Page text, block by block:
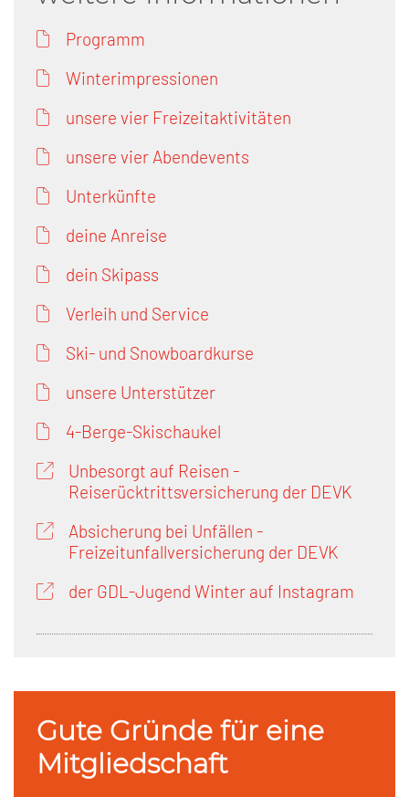
Programm
Winterimpressionen
unsere vier Freizeitaktivitäten
unsere vier Abendevents
Unterkünfte
deine Anreise
dein Skipass
Verleih und Service
Ski- und Snowboardkurse
unsere Unterstützer
4-Berge-Skischaukel
Unbesorgt auf Reisen -
Reiserücktrittsversicherung der DEVK
Absicherung bei Unfällen -
Freizeitunfallversicherung der DEVK
der GDL-Jugend Winter auf Instagram
Gute Gründe für eine
Mitgliedschaft